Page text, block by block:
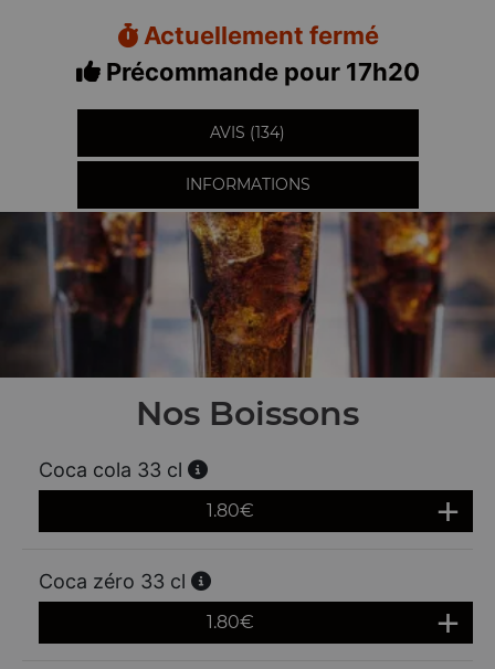
Actuellement fermé
Précommande pour 17h20
AVIS (134)
INFORMATIONS
Nos Boissons
Coca cola 33 cl
1.80€
Coca zéro 33 cl
1.80€